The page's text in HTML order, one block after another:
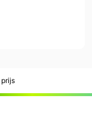
prijs